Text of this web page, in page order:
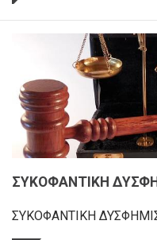
ΣΥΚΟΦΑΝΤΙΚΗ
ΣΥΚΟΦΑΝΤΙΚΗ